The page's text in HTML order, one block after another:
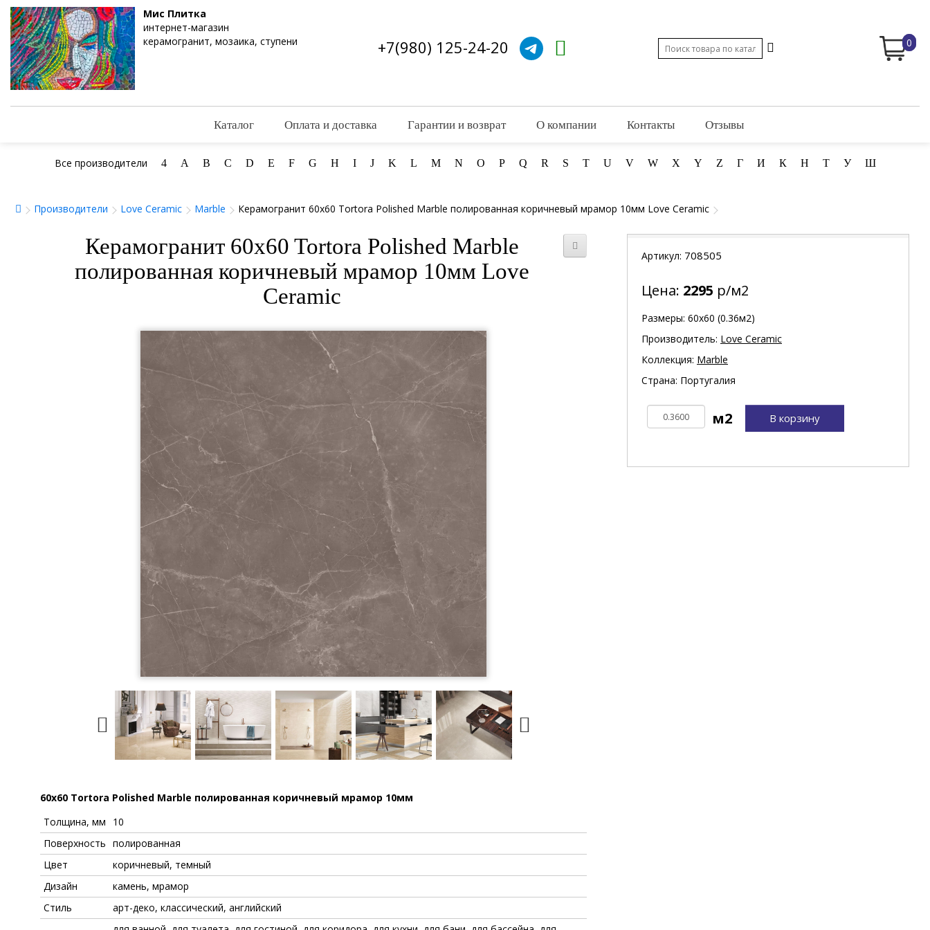
Мис Плитка
интернет-магазин
керамогранит, мозаика, ступени
+7(980) 125-24-20 0
Каталог Оплата и доставка Гарантии и возврат О компании Контакты Отзывы
Все производители 4 A B C D E F G H I J K L M N O P Q R S T U V W X Y Z Г И К Н Т У Ш
Производители Love Ceramic Marble Керамогранит 60x60 Tortora Polished Marble полированная коричневый мрамор 10мм Love Ceramic
Керамогранит 60x60 Tortora Polished Marble
полированная коричневый мрамор 10мм Love
Ceramic
60x60 Tortora Polished Marble полированная коричневый мрамор 10мм
Толщина, мм
10
Поверхность полированная
Цвет
коричневый, темный
Дизайн
камень, мрамор
Стиль
арт-деко, классический, английский
Артикул: 708505
Цена: 2295 р/м2
Размеры: 60х60 (0.36м2)
Производитель: Love Ceramic
Коллекция: Marble
Страна: Португалия
В корзину